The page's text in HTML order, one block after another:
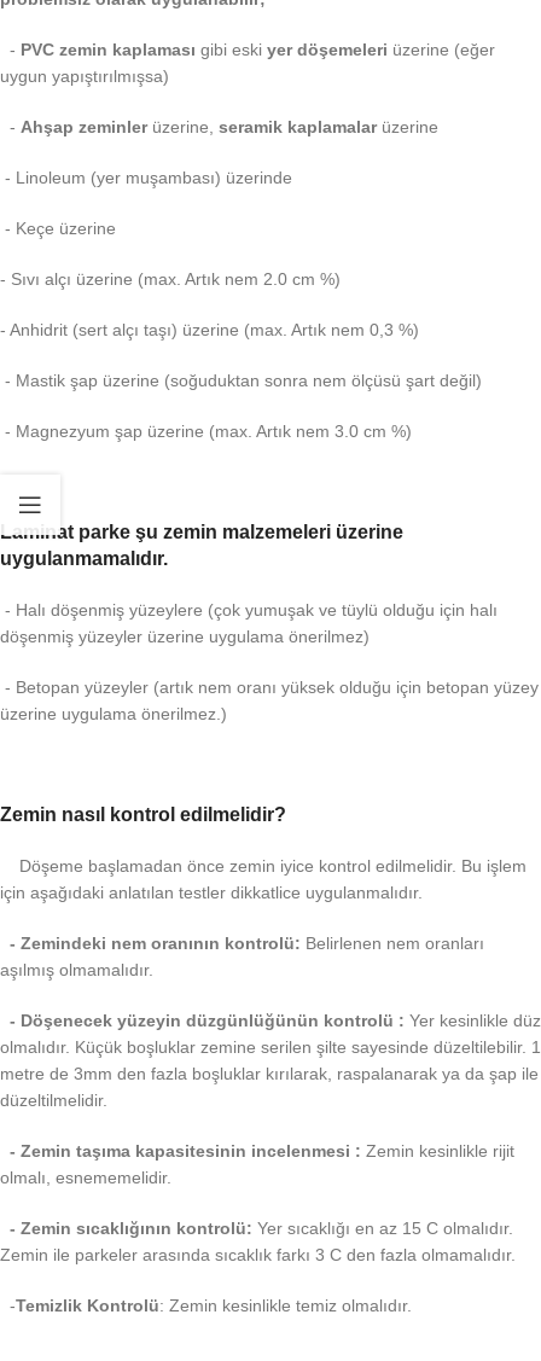
- PVC zemin kaplaması gibi eski yer döşemeleri üzerine (eğer
uygun yapıştırılmışsa)
- Ahşap zeminlerüzerine, seramik kaplamalarüzerine
- Linoleum (yer muşambası) üzerinde
- Keçe üzerine
- Sıvı alçı üzerine (max. Artık nem 2.0 cm %)
- Anhidrit (sert alçı taşı) üzerine (max. Artık nem 0,3 %)
- Mastik şap üzerine (soğuduktan sonra nem ölçüsü şart değil)
- Magnezyum şap üzerine (max. Artık nem 3.0 cm %)
Laminat parke şu zemin malzemeleri üzerine
uygulanmamalıdır.
- Halı döşenmiş yüzeylere (çok yumuşak ve tüylü olduğu için halı
döşenmiş yüzeyler üzerine uygulama önerilmez)
- Betopan yüzeyler (artık nem oranı yüksek olduğu için betopan yüzey
üzerine uygulama önerilmez.)
Zemin nasıl kontrol edilmelidir?
Döşeme başlamadan önce zemin iyice kontrol edilmelidir. Bu işlem
için aşağıdaki anlatılan testler dikkatlice uygulanmalıdır.
- Zemindeki nem oranının kontrolü: Belirlenen nem oranları
aşılmış olmamalıdır.
- Döşenecek yüzeyin düzgünlüğünün kontrolü : Yer kesinlikle düz
olmalıdır. Küçük boşluklar zemine serilen şilte sayesinde düzeltilebilir. 1
metre de 3mm den fazla boşluklar kırılarak, raspalanarak ya da şap ile
düzeltilmelidir.
- Zemin taşıma kapasitesinin incelenmesi : Zemin kesinlikle rijit
olmalı, esnememelidir.
- Zemin sıcaklığının kontrolü: Yer sıcaklığı en az 15 C olmalıdır.
Zemin ile parkeler arasında sıcaklık farkı 3 C den fazla olmamalıdır.
-Temizlik Kontrolü: Zemin kesinlikle temiz olmalıdır.